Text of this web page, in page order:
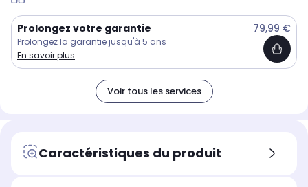
Prolongez votre garantie 79,99 €
Prolongez la garantie jusqu'à 5 ans
En savoir plus
Voir tous les services
Caractéristiques du produit